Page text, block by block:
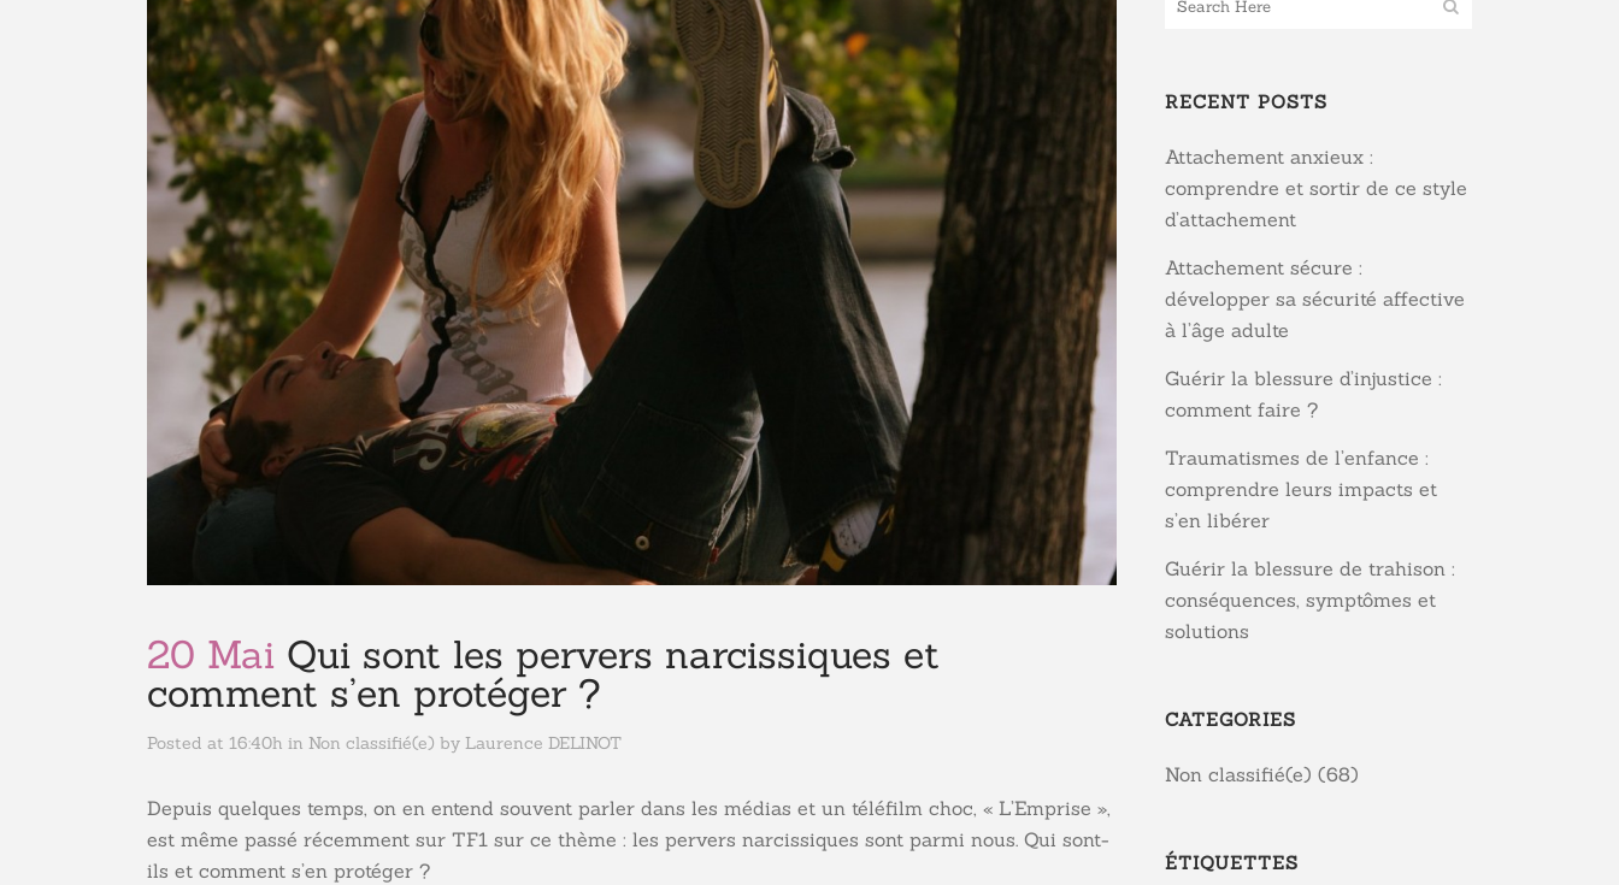
20 Mai Qui sont les pervers narcissiques et
comment s’en protéger ?
Posted at 16:40h in Non classifié(e) by Laurence DELINOT
Depuis quelques temps, on en entend souvent parler dans les médias et un téléfilm choc, « L’Emprise »,
est même passé récemment sur TF1 sur ce thème : les pervers narcissiques sont parmi nous. Qui sont-
ils et comment s’en protéger ?
RECENT POSTS
Attachement anxieux :
comprendre et sortir de ce style
d’attachement
Attachement sécure :
développer sa sécurité affective
à l’âge adulte
Guérir la blessure d’injustice :
comment faire ?
Traumatismes de l’enfance :
comprendre leurs impacts et
s’en libérer
Guérir la blessure de trahison :
conséquences, symptômes et
solutions
CATEGORIES
Non classifié(e) (68)
ÉTIQUETTES